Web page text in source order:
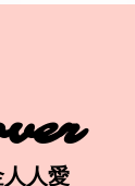
人愛
人愛